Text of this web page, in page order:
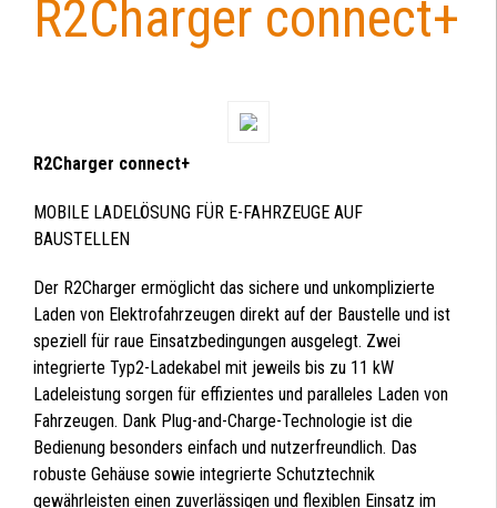
R2Charger connect+
R2Charger connect+
MOBILE LADELÖSUNG FÜR E-FAHRZEUGE AUF
BAUSTELLEN
Der R2Charger ermöglicht das sichere und unkomplizierte
Laden von Elektrofahrzeugen direkt auf der Baustelle und ist
speziell für raue Einsatzbedingungen ausgelegt. Zwei
integrierte Typ2-Ladekabel mit jeweils bis zu 11 kW
Ladeleistung sorgen für effizientes und paralleles Laden von
Fahrzeugen. Dank Plug-and-Charge-Technologie ist die
Bedienung besonders einfach und nutzerfreundlich. Das
robuste Gehäuse sowie integrierte Schutztechnik
gewährleisten einen zuverlässigen und flexiblen Einsatz im